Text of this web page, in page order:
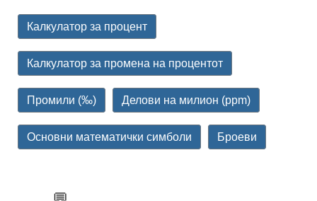
Калкулатор за процент
Калкулатор за промена на процентот
Промили (‰) Делови на милион (ppm)
Основни математички симболи Броеви